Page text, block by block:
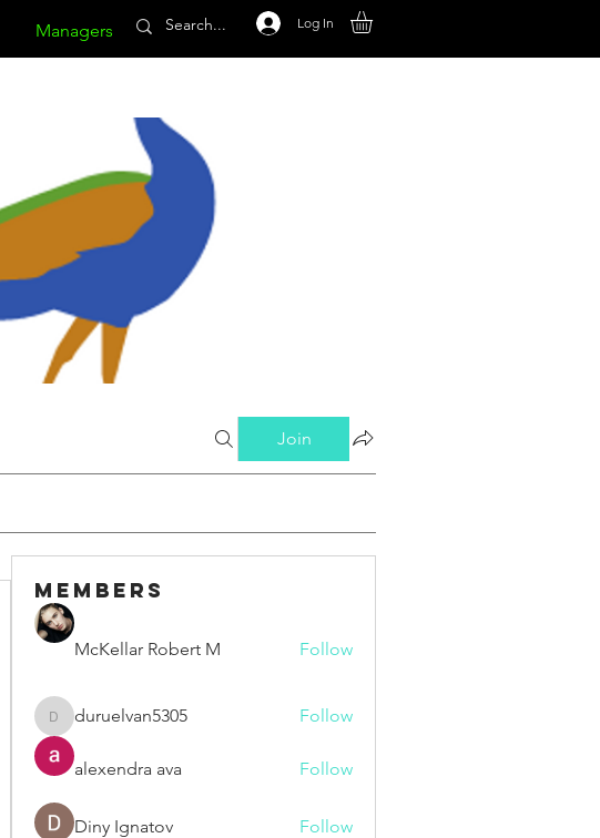
Managers Log In
Join
Members
McKellar Robert M Follow
duruelvan5305
duruelvan5305 Follow
alexendra ava Follow
Diny Ignatov Follow